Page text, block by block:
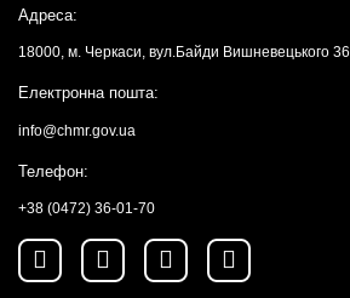
Адреса:
18000, м. Черкаси, вул.Байди Вишневецького 36
Електронна пошта:
info@chmr.gov.ua
Телефон:
+38 (0472) 36-01-70